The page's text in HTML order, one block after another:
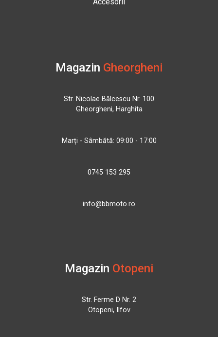
Magazin Gheorgheni
Str. Nicolae Bălcescu Nr. 100
Gheorgheni, Harghita
Marți - Sâmbătă: 09:00 - 17:00
0745 153 295
info@bbmoto.ro
Magazin Otopeni
Str. Ferme D Nr. 2
Otopeni, Ilfov